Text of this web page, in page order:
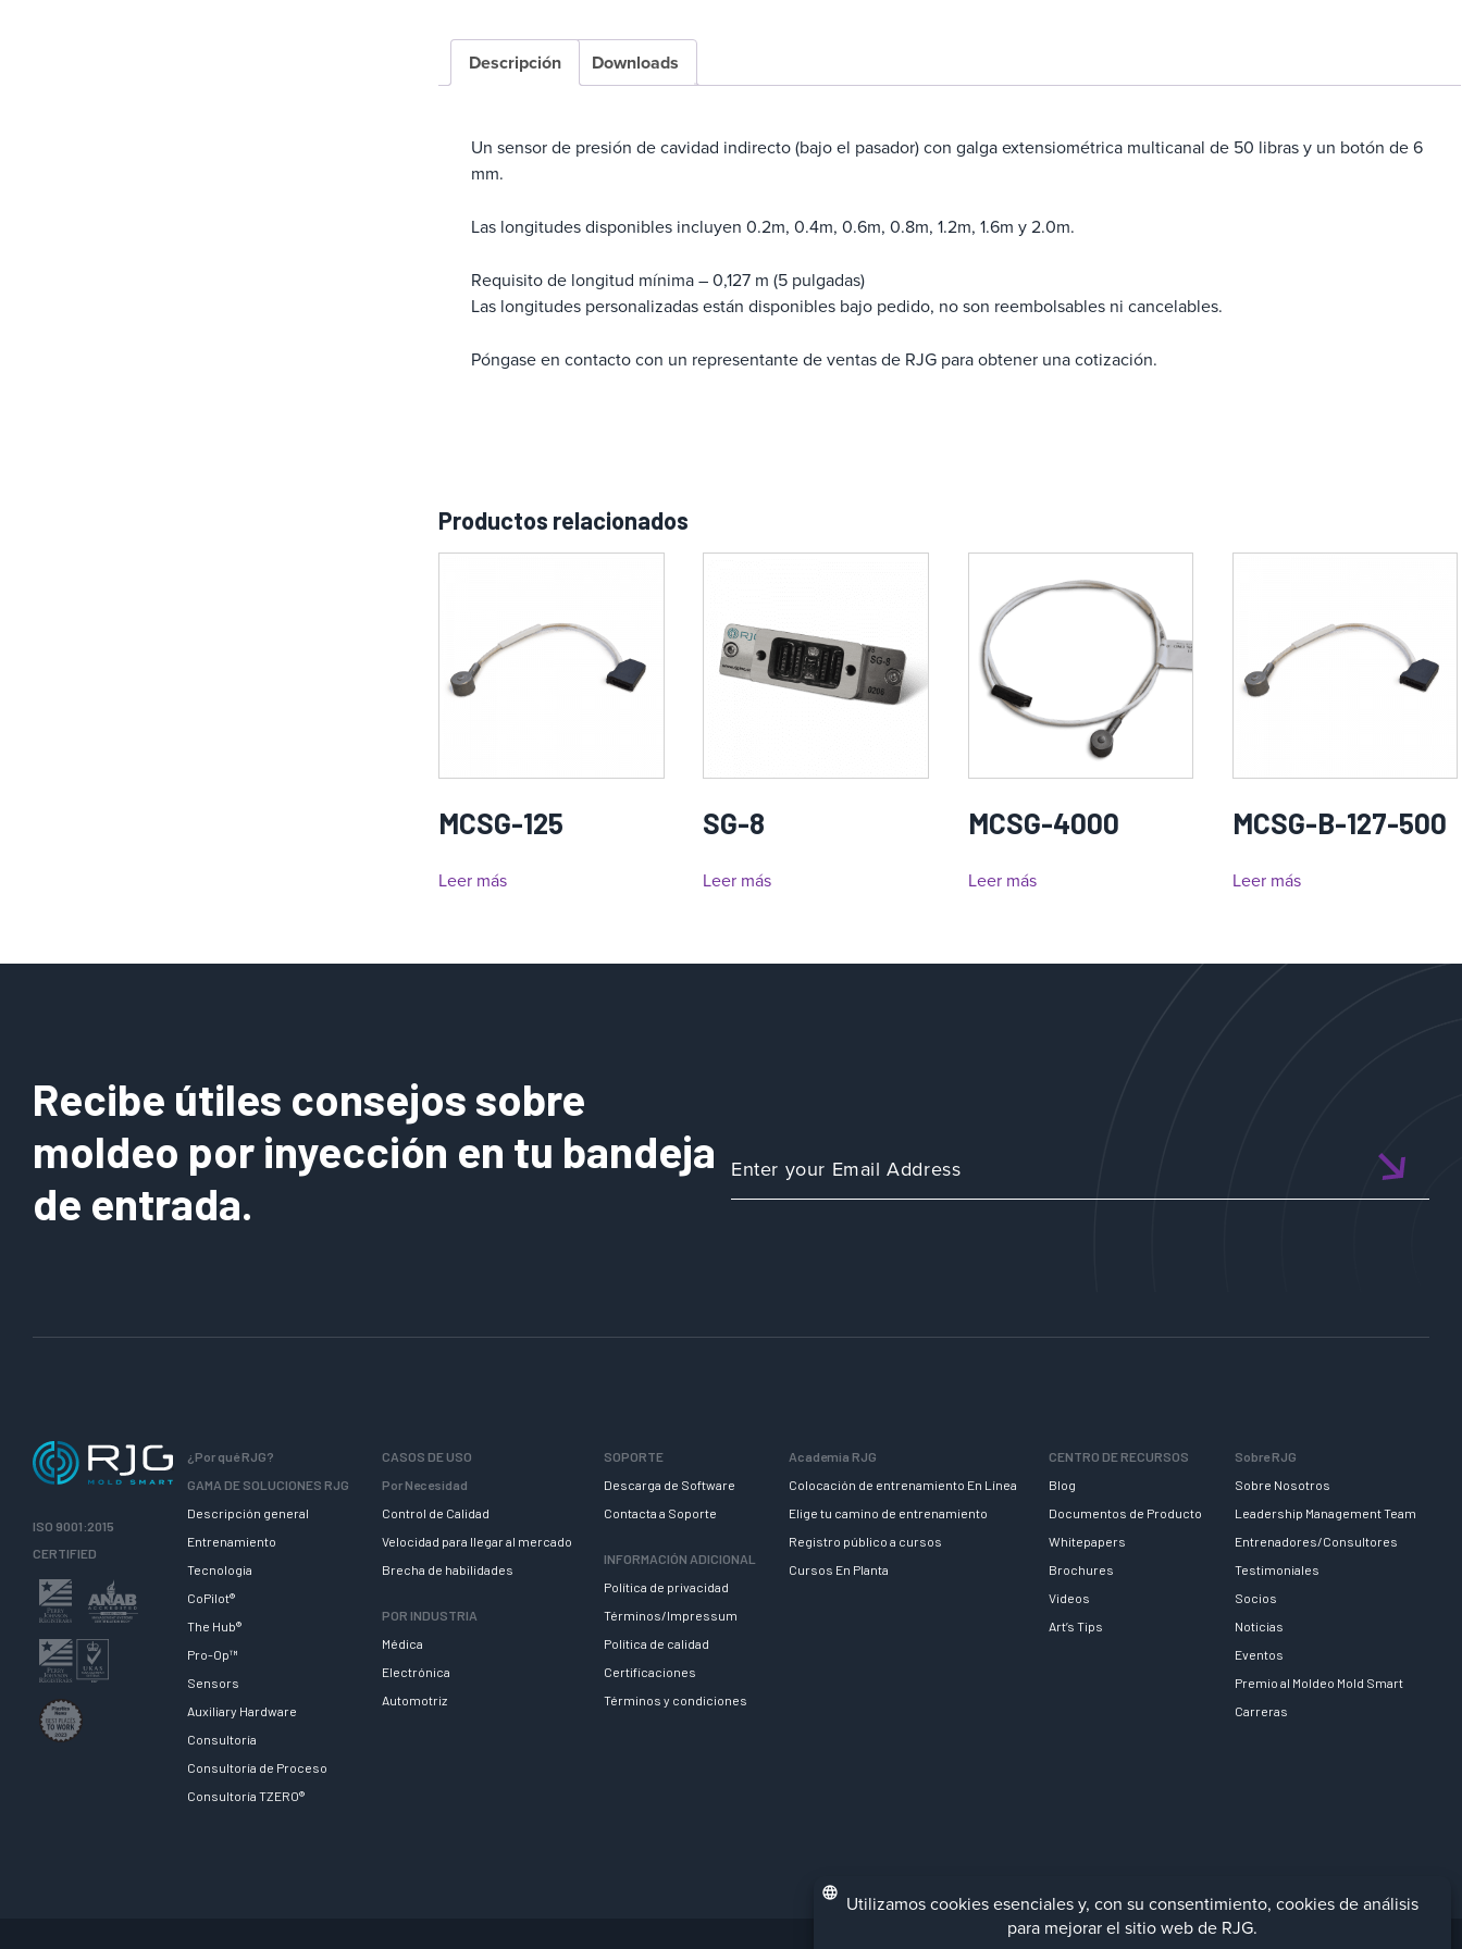
Descripción Downloads
Un sensor de presión de cavidad indirecto (bajo el pasador) con galga extensiométrica multicanal de 50 libras y un botón de 6
mm.
Las longitudes disponibles incluyen 0.2m, 0.4m, 0.6m, 0.8m, 1.2m, 1.6m y 2.0m.
Requisito de longitud mínima – 0,127 m (5 pulgadas)
Las longitudes personalizadas están disponibles bajo pedido, no son reembolsables ni cancelables.
Póngase en contacto con un representante de ventas de RJG para obtener una cotización.
Productos relacionados
MCSG-125
Leer más
SG-8
Leer más
MCSG-4000
Leer más
MCSG-B-127-500
Leer más
Recibe útiles consejos sobre
moldeo por inyección en tu bandeja
de entrada.
ISO 9001:2015
CERTIFIED
¿Por qué RJG?
GAMA DE SOLUCIONES RJG
Descripción general
Entrenamiento
Tecnologia
CoPilot®
The Hub®
Pro-Op™
Sensors
Auxiliary Hardware
Consultoría
Consultoría de Proceso
Consultoría TZERO®
CASOS DE USO
Por Necesidad
Control de Calidad
Velocidad para llegar al mercado
Brecha de habilidades
POR INDUSTRIA
Médica
Electrónica
Automotriz
SOPORTE
Descarga de Software
Contacta a Soporte
INFORMACIÓN ADICIONAL
Política de privacidad
Términos/Impressum
Política de calidad
Certificaciones
Términos y condiciones
Academia RJG
Colocación de entrenamiento En Línea
Elige tu camino de entrenamiento
Registro público a cursos
Cursos En Planta
CENTRO DE RECURSOS
Blog
Documentos de Producto
Whitepapers
Brochures
Videos
Art’s Tips
Sobre RJG
Sobre Nosotros
Leadership Management Team
Entrenadores/Consultores
Testimoniales
Socios
Noticias
Eventos
Premio al Moldeo Mold Smart
Carreras